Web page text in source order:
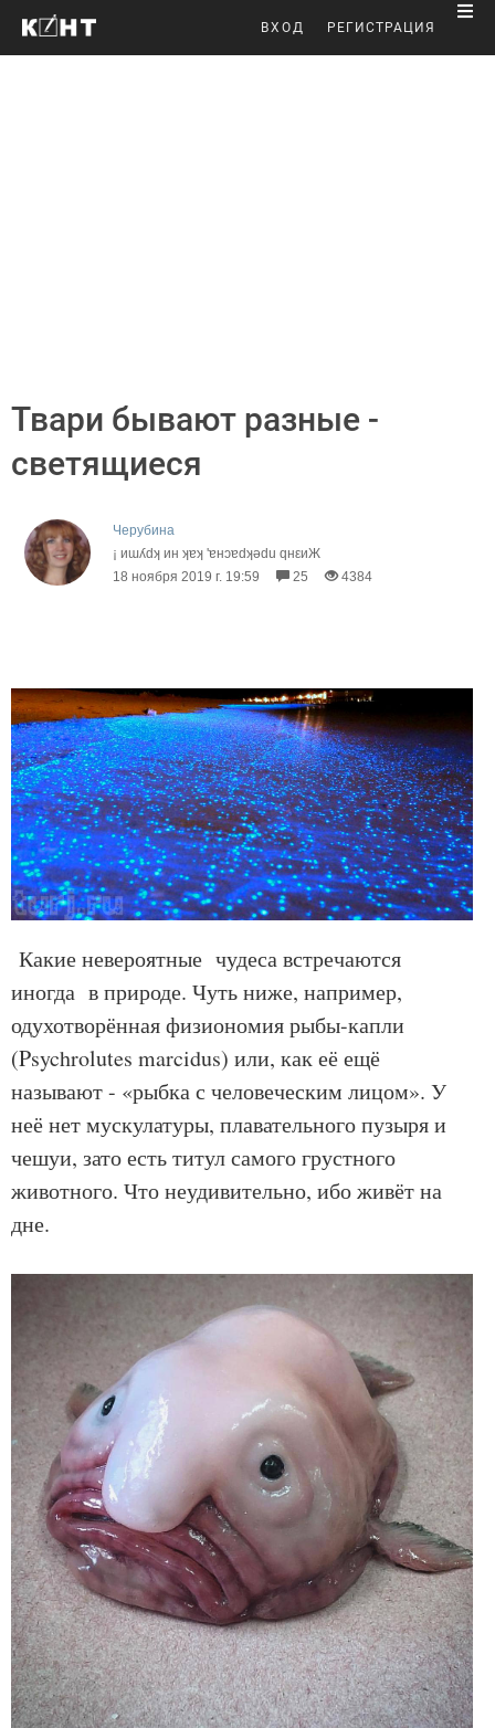
ВХОД РЕГИСТРАЦИЯ
Твари бывают разные -
светящиеся
Черубина
¡ иɯʎdʞ ин ʞɐʞ 'ɐнɔɐdʞǝdu qнεиЖ
18 ноября 2019 г. 19:59
25 4384
Какие невероятные чудеса встречаются
иногда в природе. Чуть ниже, например,
одухотворённая физиономия рыбы-капли
(Psychrolutes marcidus) или, как её ещё
называют - «рыбка с человеческим лицом». У
неё нет мускулатуры, плавательного пузыря и
чешуи, зато есть титул самого грустного
животного. Что неудивительно, ибо живёт на
дне.